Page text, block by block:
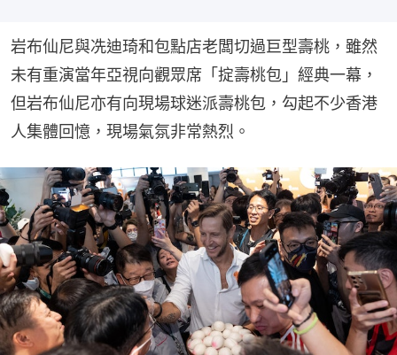
岩布仙尼與冼迪琦和包點店老闆切過巨型壽桃，雖然
未有重演當年亞視向觀眾席「掟壽桃包」經典一幕，
但岩布仙尼亦有向現場球迷派壽桃包，勾起不少香港
人集體回憶，現場氣氛非常熱烈。